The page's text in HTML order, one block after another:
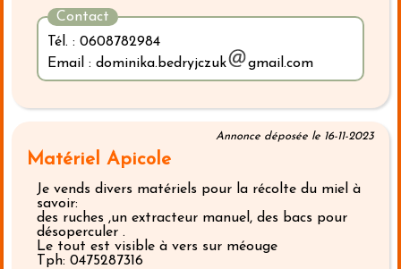
Contact
Tél. : 0608782984
Email : dominika.bedryjczuk
gmail.com
Annonce déposée le 16-11-2023
Matériel Apicole
Je vends divers matériels pour la récolte du miel à
savoir:
des ruches ,un extracteur manuel, des bacs pour
désoperculer .
Le tout est visible à vers sur méouge
Tph: 0475287316